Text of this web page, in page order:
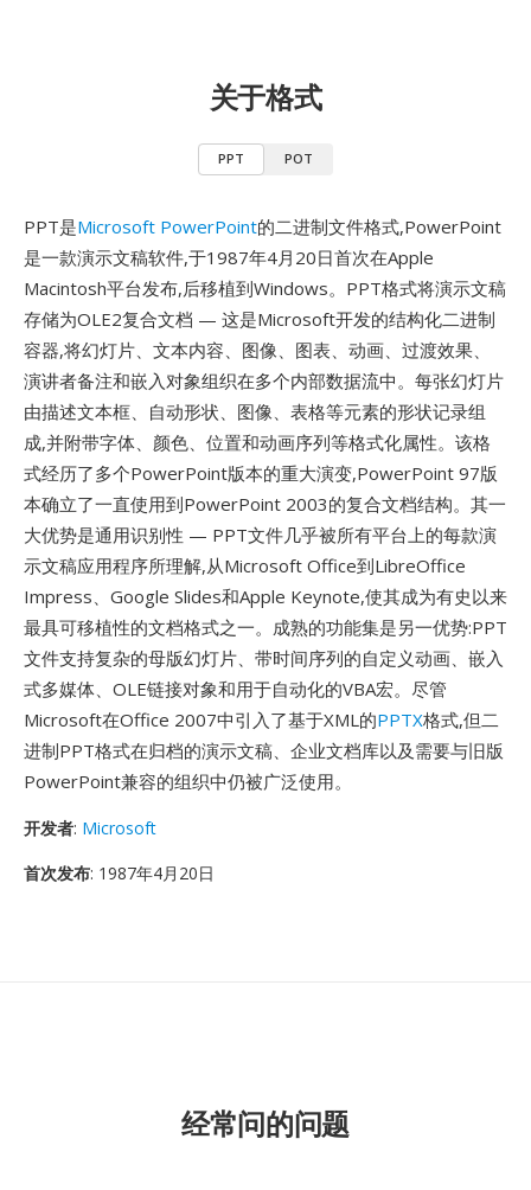
关于格式
PPT POT
PPT是Microsoft PowerPoint的二进制文件格式,PowerPoint
是一款演示文稿软件,于1987年4月20日首次在Apple
Macintosh平台发布,后移植到Windows。PPT格式将演示文稿
存储为OLE2复合文档 — 这是Microsoft开发的结构化二进制
容器,将幻灯片、文本内容、图像、图表、动画、过渡效果、
演讲者备注和嵌入对象组织在多个内部数据流中。每张幻灯片
由描述文本框、自动形状、图像、表格等元素的形状记录组
成,并附带字体、颜色、位置和动画序列等格式化属性。该格
式经历了多个PowerPoint版本的重大演变,PowerPoint 97版
本确立了一直使用到PowerPoint 2003的复合文档结构。其一
大优势是通用识别性 — PPT文件几乎被所有平台上的每款演
示文稿应用程序所理解,从Microsoft Office到LibreOffice
Impress、Google Slides和Apple Keynote,使其成为有史以来
最具可移植性的文档格式之一。成熟的功能集是另一优势:PPT
文件支持复杂的母版幻灯片、带时间序列的自定义动画、嵌入
式多媒体、OLE链接对象和用于自动化的VBA宏。尽管
Microsoft在Office 2007中引入了基于XML的PPTX格式,但二
进制PPT格式在归档的演示文稿、企业文档库以及需要与旧版
PowerPoint兼容的组织中仍被广泛使用。
开发者: Microsoft
首次发布: 1987年4月20日
经常问的问题